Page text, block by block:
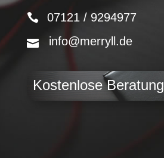
07121 / 9294977
info@merryll.de
Kostenlose Beratung